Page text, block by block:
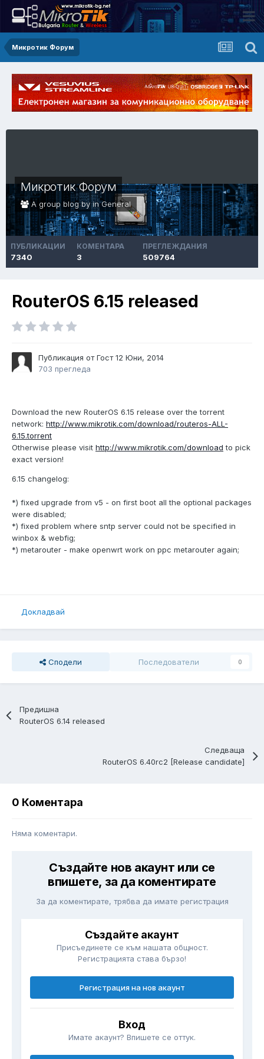
Микротик Форум
Микротик Форум
A group blog by inGeneral
ПУБЛИКАЦИИ
7340
КОМЕНТАРА
3
ПРЕГЛЕЖДАНИЯ
509764
RouterOS 6.15 released
Публикация от Гост12 Юни, 2014
703 прегледа
Download the new RouterOS 6.15 release over the torrent
network: http://www.mikrotik.com/download/routeros-ALL-
6.15.torrent
Otherwise please visit http://www.mikrotik.com/download to pick
exact version!
6.15 changelog:
*) fixed upgrade from v5 - on first boot all the optional packages
were disabled;
*) fixed problem where sntp server could not be specified in
winbox & webfig;
*) metarouter - make openwrt work on ppc metarouter again;
Докладвай
Сподели Последователи 0
Предишна
RouterOS 6.14 released
Следваща
RouterOS 6.40rc2 [Release candidate]
0 Коментара
Няма коментари.
Създайте нов акаунт или се
впишете, за да коментирате
За да коментирате, трябва да имате регистрация
Създайте акаунт
Присъединете се към нашата общност.
Регистрацията става бързо!
Регистрация на нов акаунт
Вход
Имате акаунт? Впишете се оттук.